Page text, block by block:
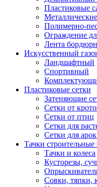
Пластиковые
Полимерно-
Ограждение
Лента
Искусственный
Ландшафтный
Спортивный
Пластиковые сетки
Затеняющие
Сетки от
Сетки от птиц
Сетки для
Сетки для
Тачки
Тачки и колеса
Кусторезы,
Совки, тяпки,